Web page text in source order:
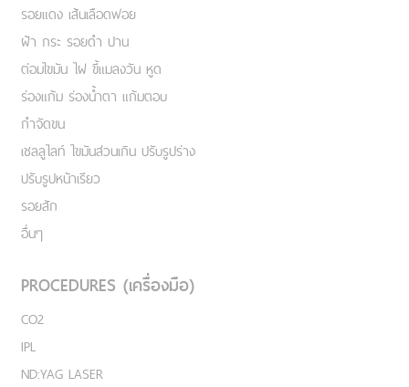
รอยแดง เส้นเลือดฟอย
ฝ้า กระ รอยดำ ปาน
ต่อมไขมัน ไฝ ขี้แมลงวัน หูด
ร่องแก้ม ร่องน้ำตา แก้มตอบ
กำจัดขน
เชลลูไลท์ ไขมันส่วนเกิน ปรับรูปร่าง
ปรับรูปหน้าเรียว
รอยสัก
อื่นๆ
PROCEDURES (เครื่องมือ)
CO2
IPL
ND:YAG LASER